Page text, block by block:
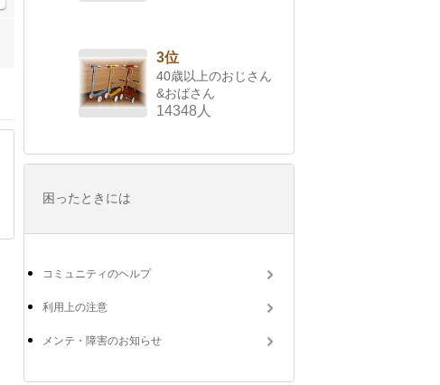
3位
40歳以上のおじさん
&おばさん
14348人
困ったときには
コミュニティのヘルプ
利用上の注意
メンテ・障害のお知らせ